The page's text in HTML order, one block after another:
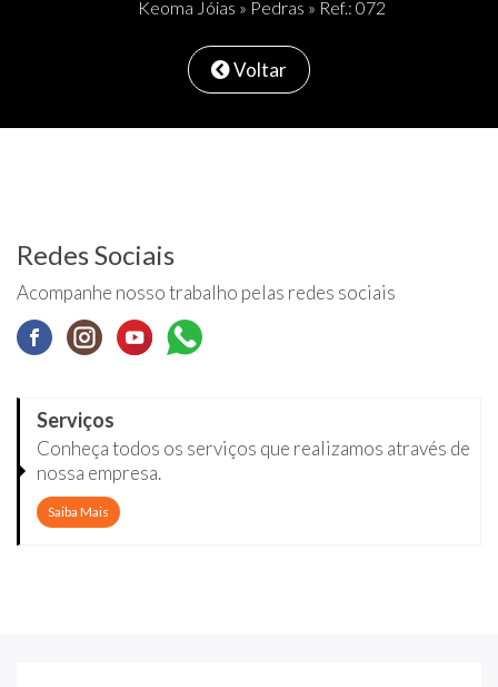
Keoma Jóias » Pedras » Ref.: 072
Voltar
Redes Sociais
Acompanhe nosso trabalho pelas redes sociais
Serviços
Conheça todos os serviços que realizamos através de
nossa empresa.
Saiba Mais